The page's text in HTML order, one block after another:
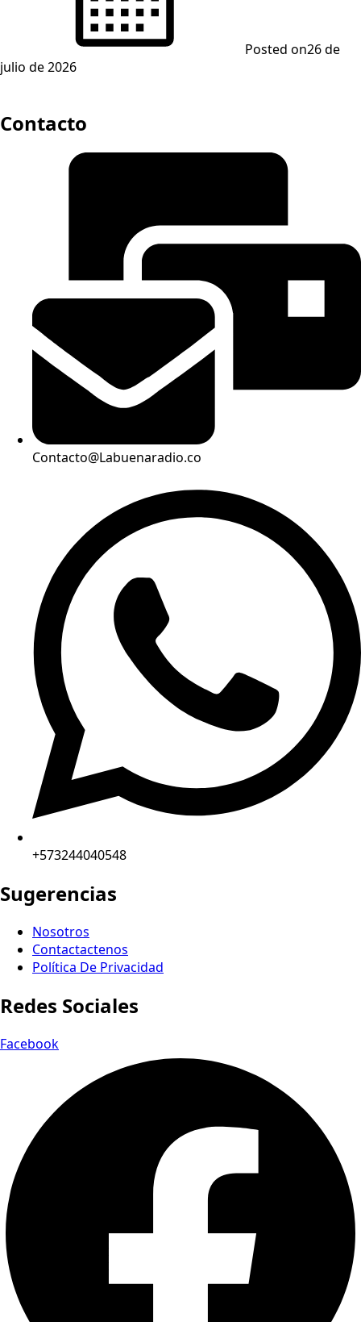
Posted on26 de
julio de 2026
Contacto
Contacto@Labuenaradio.co
+573244040548
Sugerencias
Nosotros
Contactactenos
Política De Privacidad
Redes Sociales
Facebook